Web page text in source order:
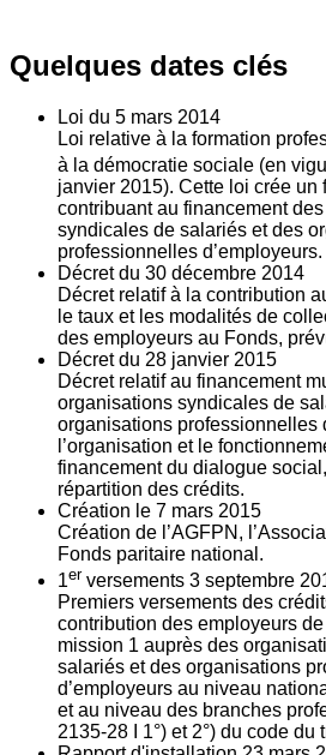
Quelques dates clés
Loi du 5 mars 2014
Loi relative à la formation
à la démocratie sociale (en
janvier 2015). Cette loi crée un
contribuant au financement
syndicales de salariés et des
professionnelles d’employeurs.
Décret du 30 décembre 2014
Décret relatif à la contribution
le taux et les modalités de
des employeurs au Fonds,
Décret du 28 janvier 2015
Décret relatif au financement
organisations syndicales de
organisations professionnelles
l’organisation et le
financement du dialogue
répartition des crédits.
Création le 7 mars 2015
Création de l’AGFPN,
Fonds paritaire national.
1er versements 3 septembre
Premiers versements des
contribution des employeurs
mission 1 auprès des
salariés et des organisations
d’employeurs au niveau
et au niveau des branches
2135‐28 I 1°) et 2°) du code du